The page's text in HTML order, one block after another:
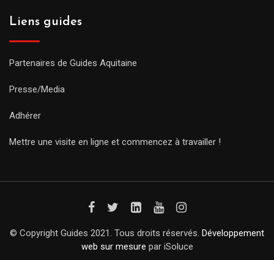
Liens guides
Partenaires de Guides Aquitaine
Presse/Media
Adhérer
Mettre une visite en ligne et commencez à travailler !
© Copyright Guides 2021. Tous droits réservés. Développement
web sur mesure par iSoluce